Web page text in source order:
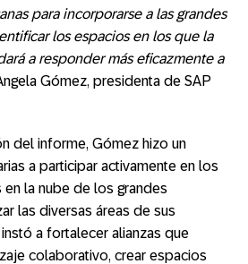
para incorporarse a las grandes
los espacios en los que la
a responder más eficazmente a
Gómez, presidenta de SAP
del informe, Gómez hizo un
a participar activamente en los
la nube de los grandes
las diversas áreas de sus
a fortalecer alianzas que
colaborativo, crear espacios